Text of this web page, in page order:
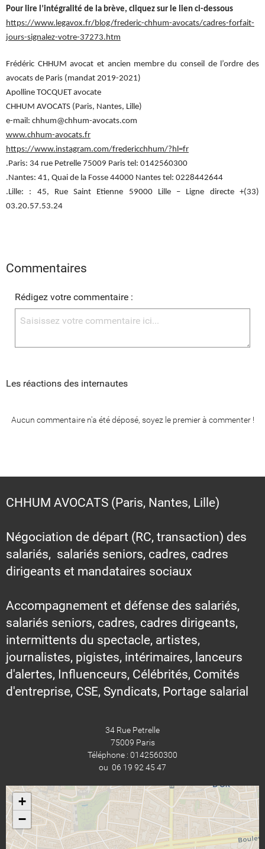
Pour lire l’intégralité de la brève, cliquez sur le lien ci-dessous
https://www.legavox.fr/blog/frederic-chhum-avocats/cadres-forfait-
jours-signalez-votre-37273.htm
Frédéric CHHUM avocat et ancien membre du conseil de l’ordre des
avocats de Paris (mandat 2019-2021)
Apolline TOCQUET avocate
CHHUM AVOCATS (Paris, Nantes, Lille)
e-mail: chhum@chhum-avocats.com
www.chhum-avocats.fr
https://www.instagram.com/fredericchhum/?hl=fr
.Paris: 34 rue Petrelle 75009 Paris tel: 0142560300
.Nantes: 41, Quai de la Fosse 44000 Nantes tel: 0228442644
.Lille: : 45, Rue Saint Etienne 59000 Lille – Ligne directe +(33)
03.20.57.53.24
Commentaires
Rédigez votre commentaire :
Les réactions des internautes
Aucun commentaire n'a été déposé, soyez le premier à commenter !
CHHUM AVOCATS (Paris, Nantes, Lille)
Négociation de départ (RC, transaction) des
salariés, salariés seniors, cadres, cadres
dirigeants et mandataires sociaux
Accompagnement et défense des salariés,
salariés seniors, cadres, cadres dirigeants,
intermittents du spectacle, artistes,
journalistes, pigistes, intérimaires, lanceurs
d'alertes, Influenceurs, Célébrités, Comités
d'entreprise, CSE, Syndicats, Portage salarial
34 Rue Petrelle
75009 Paris
Téléphone : 0142560300
ou 06 19 92 45 47
+
−